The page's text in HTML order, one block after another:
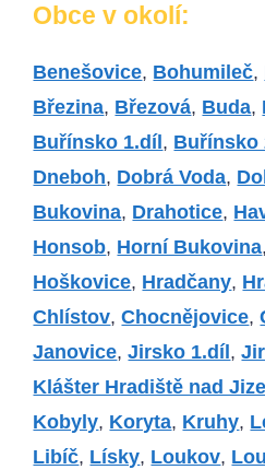
Obce v okolí:
Benešovice, Bohumileč,
Březina, Březová, Buda,
Buřínsko 1.díl , Buřínsko
Dneboh, Dobrá Voda,
Bukovina, Drahotice,
Honsob, Horní Bukovina,
Hoškovice, Hradčany,
Chlístov,Chocnějovice,
Janovice,Jirsko 1.díl ,
Klášter Hradiště nad
Kobyly, Koryta, Kruhy,
Libíč, Lísky, Loukov,